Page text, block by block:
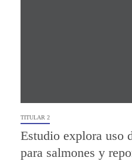
TITULAR 2
Estudio explora uso
para salmones y